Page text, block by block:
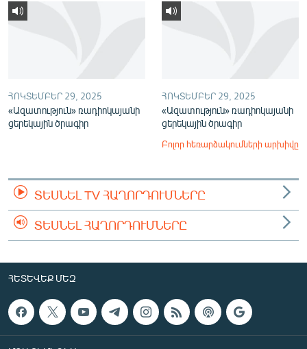
ՀՈԿՏԵՄԲԵՐ 29, 2025
«Ազատություն» ռադիոկայանի
ցերեկային ծրագիր
ՀՈԿՏԵՄԲԵՐ 29, 2025
«Ազատություն» ռադիոկայանի
ցերեկային ծրագիր
Բոլոր հեռարձակումների արխիվը
ՏԵՍՆԵԼ TV ՀԱՂՈՐԴՈՒՄՆԵՐԸ
ՏԵՍՆԵԼ ՀԱՂՈՐԴՈՒՄՆԵՐԸ
ՀԵՏԵՎԵՔ ՄԵԶ